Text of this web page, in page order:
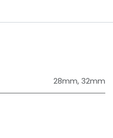
28mm,32mm